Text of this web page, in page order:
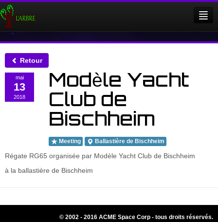
Evénements
Membres
Facebook
Login
Retour
mai
13
2018
Modèle Yacht
Club de
Bischheim
Meeting Ballastière de Bischheim
Régate RG65 organisée par Modèle Yacht Club de Bischheim
à la ballastière de Bischheim
© 2002 - 2016 ACME Space Corp - tous droits réservés.